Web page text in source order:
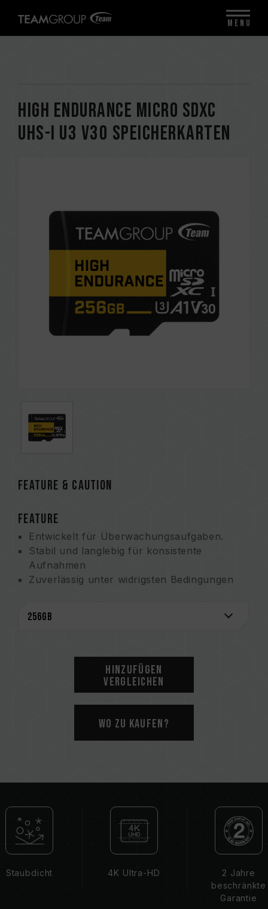
High Endurance Micro SDXC
UHS-I U3 V30 Speicherkarten
FEATURE & CAUTION
FEATURE
Entwickelt für Überwachungsaufgaben.
Stabil und langlebig für konsistente
Aufnahmen
Zuverlässig unter widrigsten Bedingungen
Langlebigkeit
Hinzufügen
Vergleichen
Wo zu kaufen?
Staubdicht 4K Ultra-HD
2 Jahre
beschränkte
Garantie
MENU